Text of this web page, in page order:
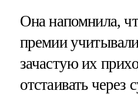
Она напомнила,
премии
зачастую их
отстаивать через